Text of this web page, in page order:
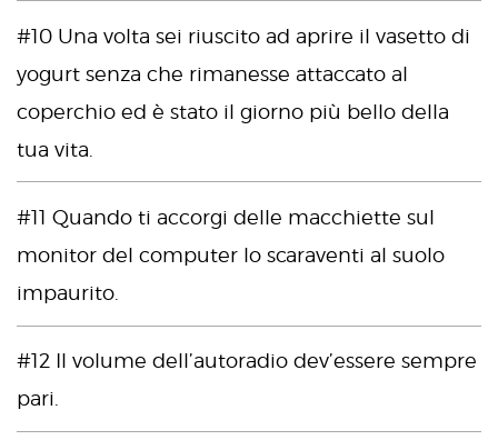
#10 Una volta sei riuscito ad aprire il vasetto di
yogurt senza che rimanesse attaccato al
coperchio ed è stato il giorno più bello della
tua vita.
#11 Quando ti accorgi delle macchiette sul
monitor del computer lo scaraventi al suolo
impaurito.
#12 Il volume dell’autoradio dev’essere sempre
pari.